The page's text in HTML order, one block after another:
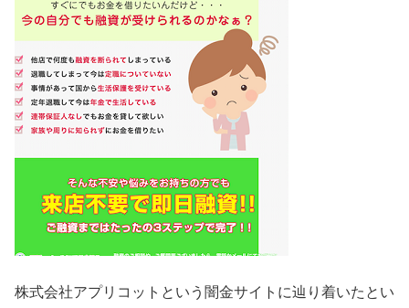
株式会社アプリコットという闇金サイトに辿り着いたとい